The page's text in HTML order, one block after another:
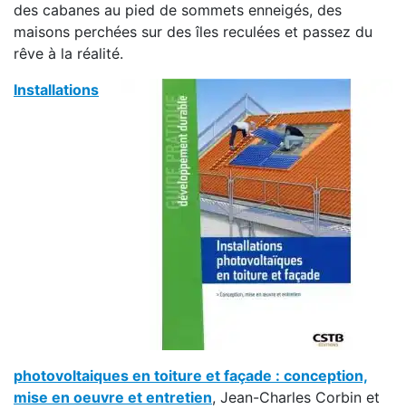
des cabanes au pied de sommets enneigés, des
maisons perchées sur des îles reculées et passez du
rêve à la réalité.
Installations
photovoltaiques en toiture et façade : conception,
mise en oeuvre et entretien, Jean-Charles Corbin et